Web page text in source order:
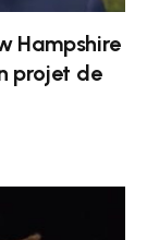
Hampshire
projet de